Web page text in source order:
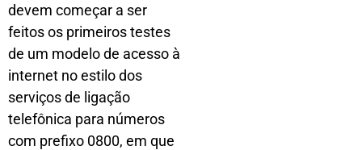
devem começar a ser
feitos os primeiros testes
de um modelo de acesso à
internet no estilo dos
serviços de ligação
telefônica para números
com prefixo 0800, em que